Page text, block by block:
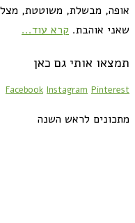
אופה, מבשלת, משוטטת,
שאני אוהבת. קרא עוד...
תמצאו אותי גם כאן
Facebook Instagram Pinterest
מתכונים לראש השנה